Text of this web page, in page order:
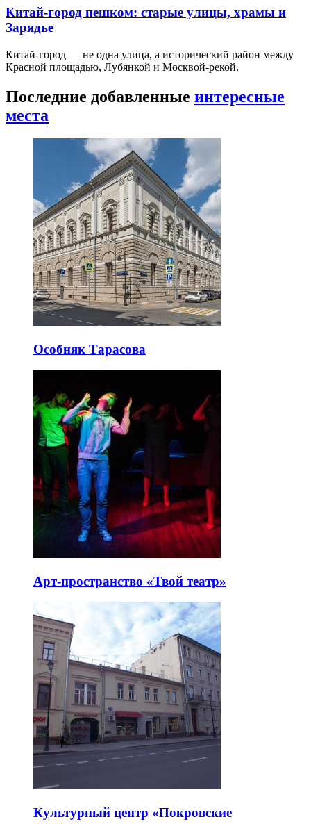
Китай-город пешком: старые улицы, храмы и
Зарядье
Китай-город — не одна улица, а исторический район между
Красной площадью, Лубянкой и Москвой-рекой.
Последние добавленные интересные
места
Особняк Тарасова
Арт-пространство «Твой театр»
Культурный центр «Покровские